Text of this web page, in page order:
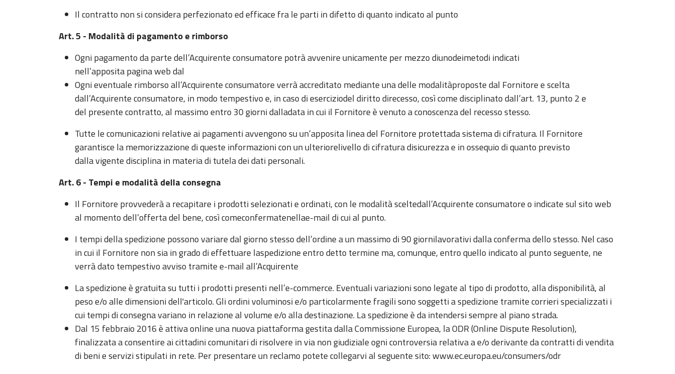
Il contratto non si considera perfezionato ed efficace fra le parti in difetto di quanto indicato al punto
Art. 5 - Modalità di pagamento e rimborso
Ogni pagamento da parte dell’Acquirente consumatore potrà avvenire unicamente per mezzo diunodeimetodi indicati
nell’apposita pagina web dal
Ogni eventuale rimborso all’Acquirente consumatore verrà accreditato mediante una delle modalitàproposte dal Fornitore e scelta
dall’Acquirente consumatore, in modo tempestivo e, in caso di eserciziodel diritto direcesso, così come disciplinato dall’art. 13, punto 2 e
del presente contratto, al massimo entro 30 giorni dalladata in cui il Fornitore è venuto a conoscenza del recesso stesso.
Tutte le comunicazioni relative ai pagamenti avvengono su un’apposita linea del Fornitore protettada sistema di cifratura. Il Fornitore
garantisce la memorizzazione di queste informazioni con un ulteriorelivello di cifratura disicurezza e in ossequio di quanto previsto
dalla vigente disciplina in materia di tutela dei dati personali.
Art. 6 - Tempi e modalità della consegna
Il Fornitore provvederà a recapitare i prodotti selezionati e ordinati, con le modalità sceltedall’Acquirente consumatore o indicate sul sito web
al momento dell’offerta del bene, così comeconfermatenellae-mail di cui al punto.
I tempi della spedizione possono variare dal giorno stesso dell’ordine a un massimo di 90 giornilavorativi dalla conferma dello stesso. Nel caso
in cui il Fornitore non sia in grado di effettuare laspedizione entro detto termine ma, comunque, entro quello indicato al punto seguente, ne
verrà dato tempestivo avviso tramite e-mail all’Acquirente
La spedizione è gratuita su tutti i prodotti presenti nell’e-commerce. Eventuali variazioni sono legate al tipo di prodotto, alla disponibilità, al
peso e/o alle dimensioni dell'articolo. Gli ordini voluminosi e/o particolarmente fragili sono soggetti a spedizione tramite corrieri specializzati i
cui tempi di consegna variano in relazione al volume e/o alla destinazione. La spedizione è da intendersi sempre al piano strada.
Dal 15 febbraio 2016 è attiva online una nuova piattaforma gestita dalla Commissione Europea, la ODR (Online Dispute Resolution),
finalizzata a consentire ai cittadini comunitari di risolvere in via non giudiziale ogni controversia relativa a e/o derivante da contratti di vendita
di beni e servizi stipulati in rete. Per presentare un reclamo potete collegarvi al seguente sito: www.ec.europa.eu/consumers/odr